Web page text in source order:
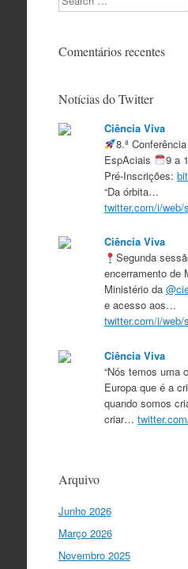
Comentários recentes
Notícias do Twitter
Ciência Viva
8.ª
EspAciais
9 a
Pré-Inscrições:
“Da órbita…
twitter.com/i/
Ciência Viva
Segunda
encerramento de
Ministério da
e acesso aos…
twitter.com/i/
Ciência Viva
“Nós temos uma
Europa que é a
quando somos
criar…
coesão…
Ciência Viva
Arquivo
Junho 2026
Março 2026
Novembro 2025